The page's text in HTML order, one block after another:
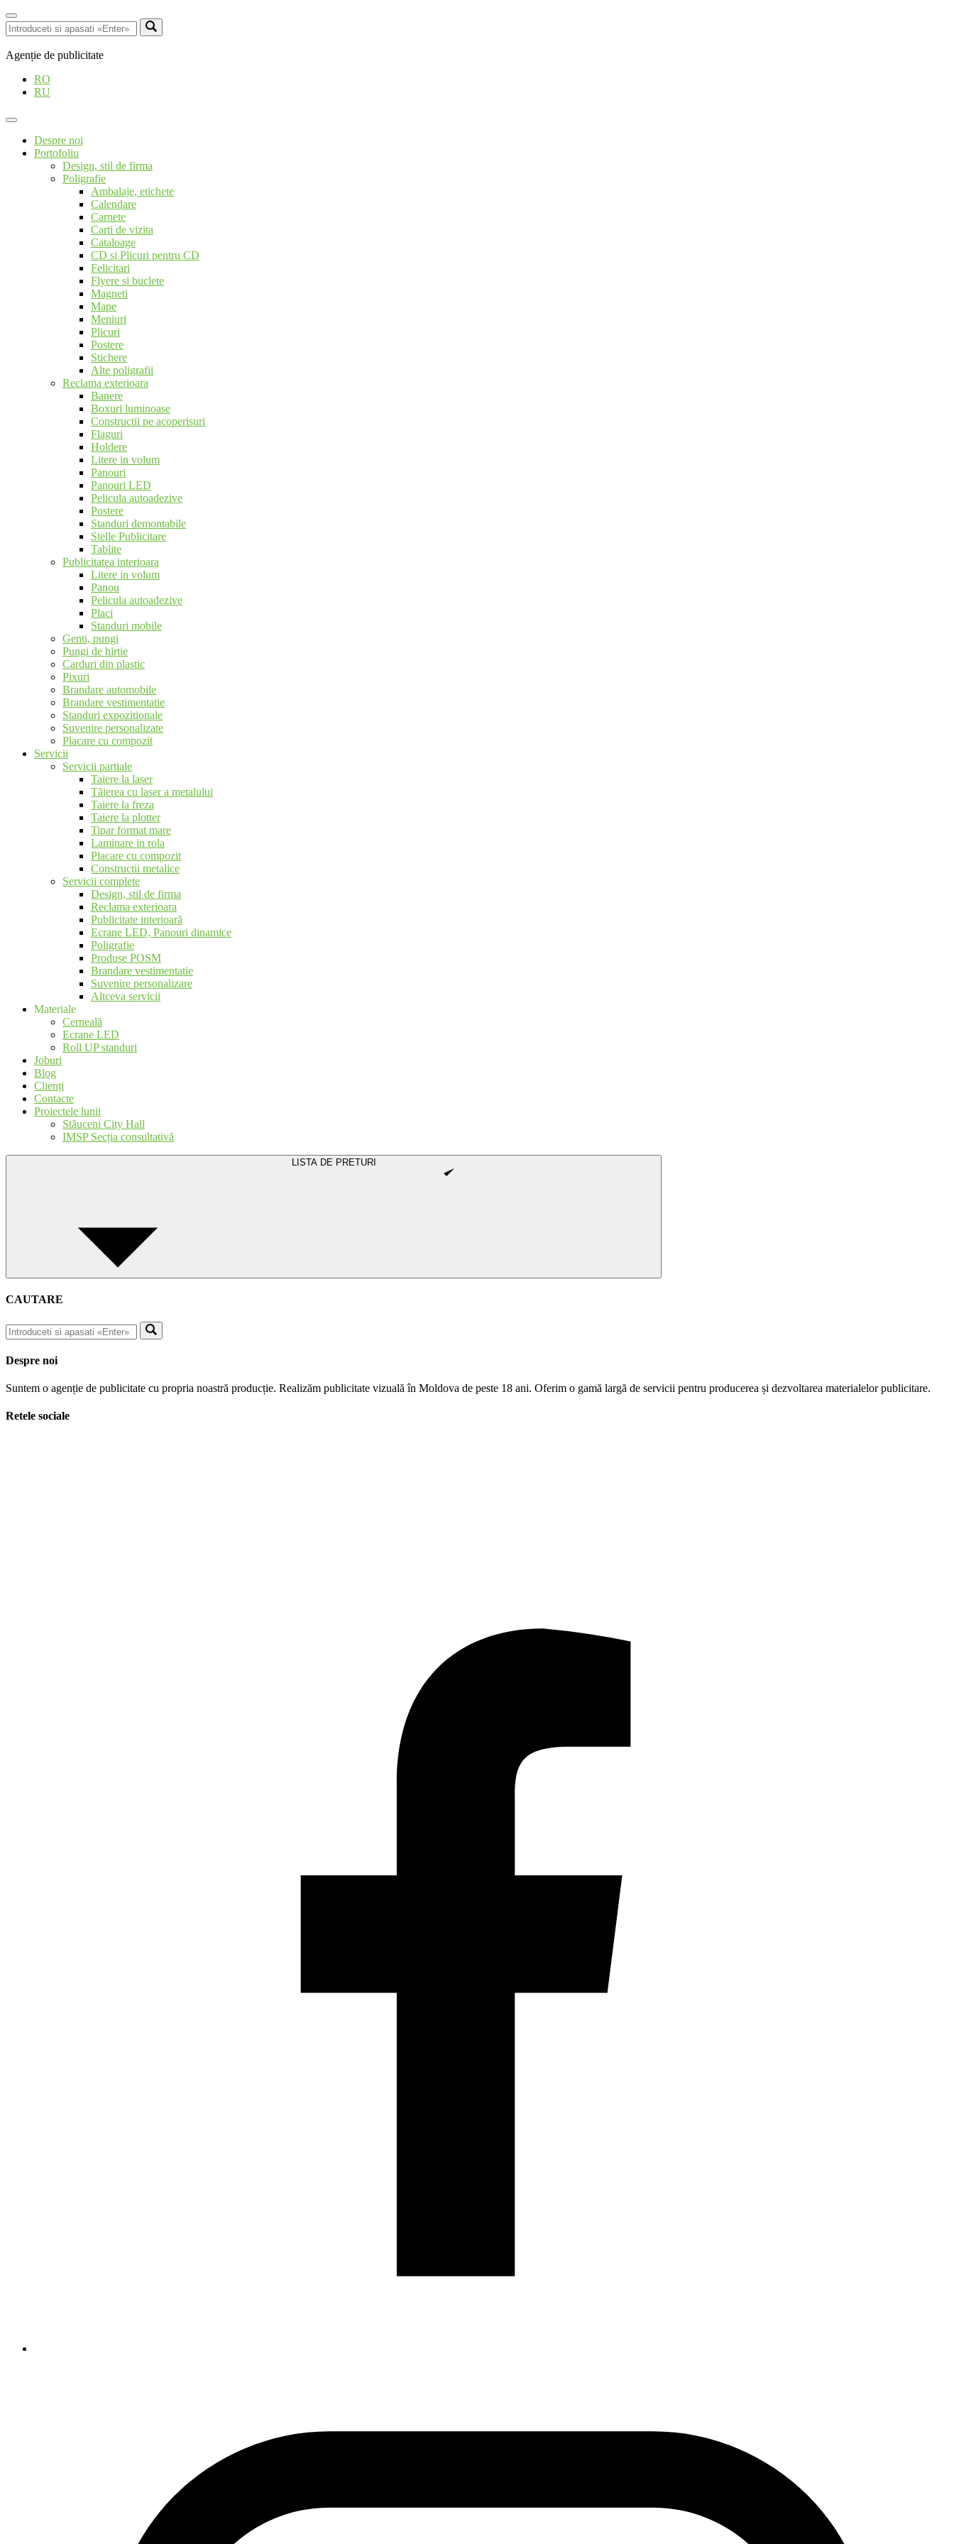
Agenție de publicitate
RO
RU
Despre noi
Portofoliu
Design, stil de firma
Poligrafie
Ambalaje, etichete
Calendare
Carnete
Carti de vizita
Cataloage
CD si Plicuri pentru CD
Felicitari
Flyere si buclete
Magneti
Mape
Meniuri
Plicuri
Postere
Stichere
Alte poligrafii
Reclama exterioara
Banere
Boxuri luminoase
Constructii pe acoperisuri
Flaguri
Holdere
Litere in volum
Panouri
Panouri LED
Pelicula autoadezive
Postere
Standuri demontabile
Stelle Publicitare
Tablite
Publicitatea interioara
Litere in volum
Panou
Pelicula autoadezive
Placi
Standuri mobile
Genti, pungi
Pungi de hirtie
Carduri din plastic
Pixuri
Brandare automobile
Brandare vestimentatie
Standuri expozitionale
Suvenire personalizate
Placare cu compozit
Servicii
Servicii partiale
Taiere la laser
Tăierea cu laser a metalului
Taiere la freza
Taiere la plotter
Tipar format mare
Laminare in rola
Placare cu compozit
Constructii metalice
Servicii complete
Design, stil de firma
Reclama exterioara
Publicitate interioară
Ecrane LED, Panouri dinamice
Poligrafie
Produse POSM
Brandare vestimentatie
Suvenire personalizare
Altceva servicii
Materiale
Cerneală
Ecrane LED
Roll UP standuri
Joburi
Blog
Clienți
Contacte
Proiectele lunii
Stăuceni City Hall
IMSP Secția consultativă
LISTA DE PRETURI
CAUTARE
Despre noi
Suntem o agenție de publicitate cu propria noastră producție. Realizăm publicitate vizuală în Moldova de peste 18 ani. Oferim o gamă largă de servicii pentru producerea și dezvoltarea materialelor publicitare.
Retele sociale